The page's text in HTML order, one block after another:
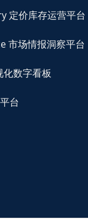
定价库存运营平台
市场情报洞察平台
数字看板
台